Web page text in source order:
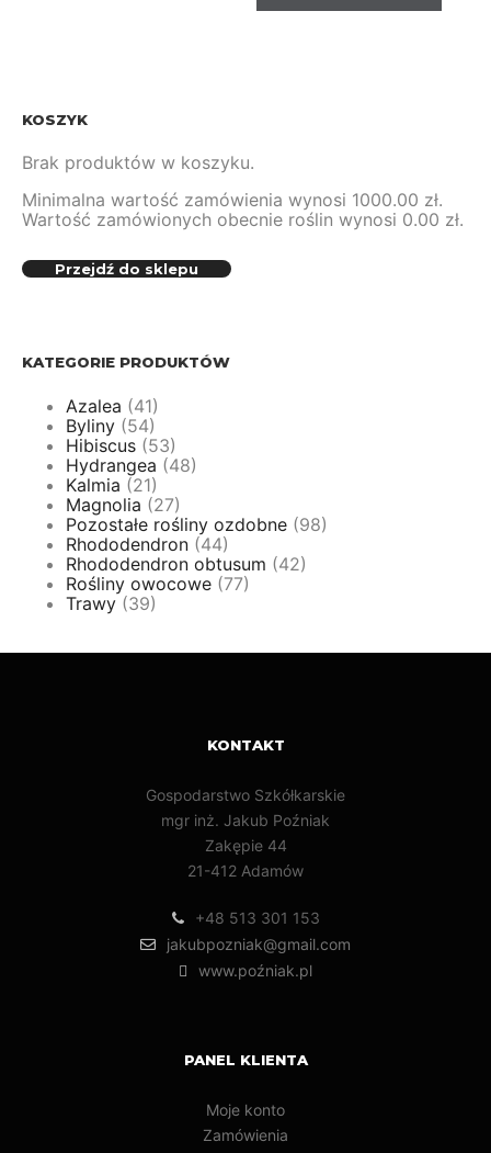
KOSZYK
Brak produktów w koszyku.
Minimalna wartość zamówienia wynosi 1000.00 zł.
Wartość zamówionych obecnie roślin wynosi 0.00 zł.
Przejdź do sklepu
KATEGORIE PRODUKTÓW
Azalea (41)
Byliny (54)
Hibiscus (53)
Hydrangea (48)
Kalmia (21)
Magnolia (27)
Pozostałe rośliny ozdobne (98)
Rhododendron (44)
Rhododendron obtusum (42)
Rośliny owocowe (77)
Trawy (39)
KONTAKT
Gospodarstwo Szkółkarskie
mgr inż. Jakub Poźniak
Zakępie 44
21-412 Adamów
+48 513 301 153
jakubpozniak@gmail.com
www.poźniak.pl
PANEL KLIENTA
Moje konto
Zamówienia